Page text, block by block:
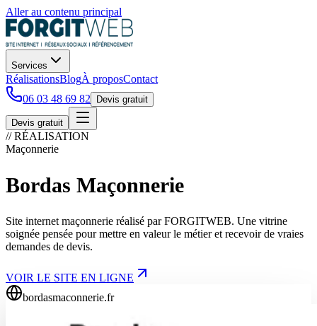
Aller au contenu principal
Services
RéalisationsBlogÀ proposContact
06 03 48 69 82
Devis gratuit
Devis gratuit
// RÉALISATION
Maçonnerie
Bordas Maçonnerie
Site internet maçonnerie réalisé par FORGITWEB. Une vitrine
soignée pensée pour mettre en valeur le métier et recevoir de vraies
demandes de devis.
VOIR LE SITE EN LIGNE
bordasmaconnerie.fr